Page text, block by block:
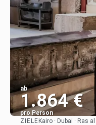
ab
1.864 €
pro Person
ZIELE Kairo · Dubai · Ras